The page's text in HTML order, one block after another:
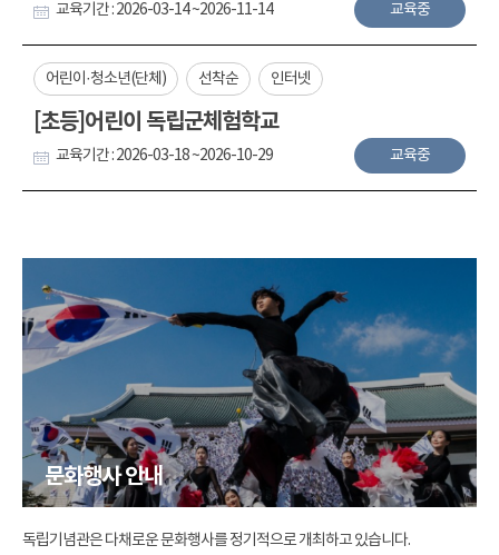
교육기간 : 2026-03-14 ~2026-11-14 교육중
어린이·청소년(단체) 선착순 인터넷
[초등]어린이 독립군체험학교
교육기간 : 2026-03-18 ~2026-10-29 교육중
문화행사 안내
독립기념관은 다채로운 문화행사를 정기적으로 개최하고 있습니다.